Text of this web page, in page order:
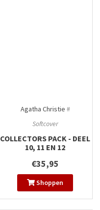
Agatha Christie #
Softcover
COLLECTORS PACK - DEEL
10, 11 EN 12
€35,95
Shoppen